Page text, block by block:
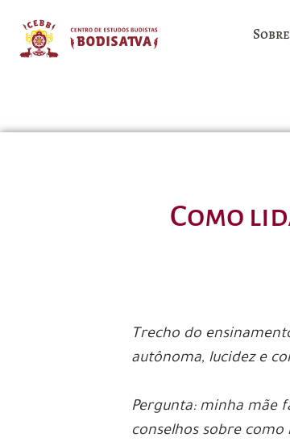
Como
Trecho do
autônoma, lucidez e
Pergunta: minha mãe
conselhos sobre